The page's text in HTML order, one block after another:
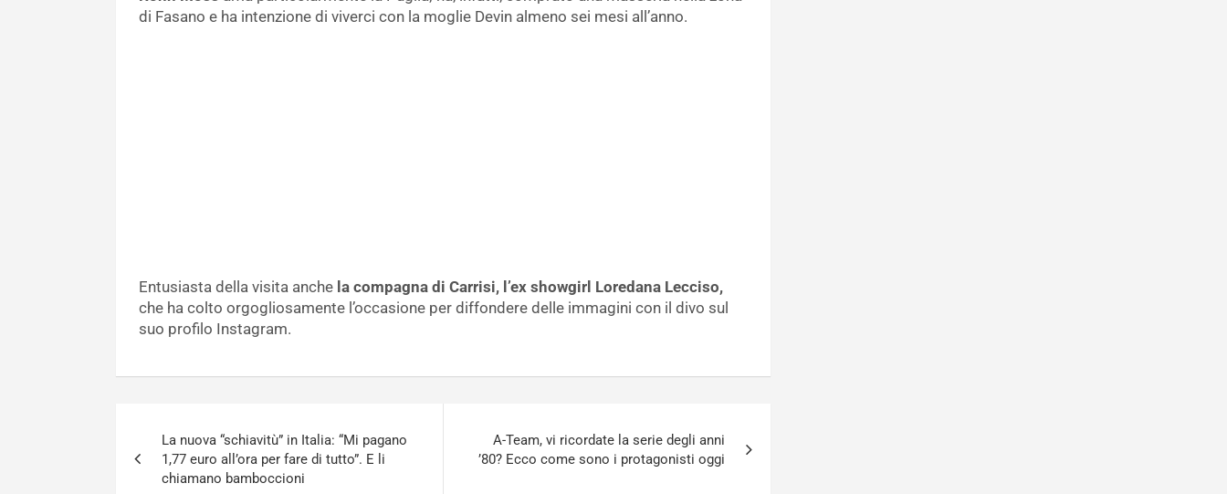
di Fasano e ha intenzione di viverci con la moglie Devin almeno sei mesi all’anno.
Entusiasta della visita anche la compagna di Carrisi, l’ex showgirl Loredana Lecciso,
che ha colto orgogliosamente l’occasione per diffondere delle immagini con il divo sul
suo profilo Instagram.
articoli
La nuova “schiavitù” in Italia: “Mi pagano
1,77 euro all’ora per fare di tutto”. E li
chiamano bamboccioni
A-Team, vi ricordate la serie degli anni
’80? Ecco come sono i protagonisti oggi